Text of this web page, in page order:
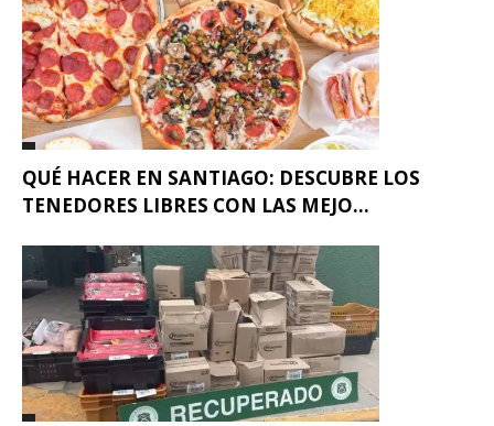
QUÉ HACER EN SANTIAGO: DESCUBRE LOS
TENEDORES LIBRES CON LAS MEJO...